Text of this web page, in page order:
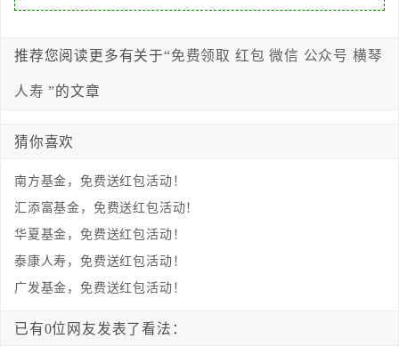
推荐您阅读更多有关于“免费领取 红包 微信 公众号 横琴
人寿 ”的文章
猜你喜欢
南方基金，免费送红包活动！
汇添富基金，免费送红包活动！
华夏基金，免费送红包活动！
泰康人寿，免费送红包活动！
广发基金，免费送红包活动！
已有0位网友发表了看法：